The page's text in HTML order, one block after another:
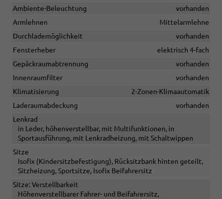
Ambiente-Beleuchtung
vorhanden
Armlehnen
Mittelarmlehne
Durchlademöglichkeit
vorhanden
Fensterheber
elektrisch 4-fach
Gepäckraumabtrennung
vorhanden
Innenraumfilter
vorhanden
Klimatisierung
2-Zonen-Klimaautomatik
Laderaumabdeckung
vorhanden
Lenkrad
in Leder, höhenverstellbar, mit Multifunktionen, in
Sportausführung, mit Lenkradheizung, mit Schaltwippen
Sitze
Isofix (Kindersitzbefestigung), Rücksitzbank hinten geteilt,
Sitzheizung, Sportsitze, Isofix Beifahrersitz
Sitze: Verstellbarkeit
Höhenverstellbarer Fahrer- und Beifahrersitz,